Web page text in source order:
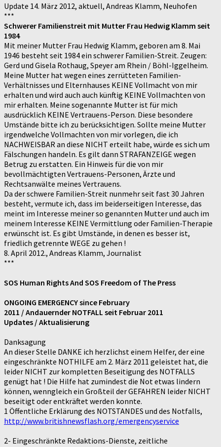
Update 14. März 2012, aktuell, Andreas Klamm, Neuhofen
***
Schwerer Familienstreit mit Mutter Frau Hedwig Klamm seit
1984
Mit meiner Mutter Frau Hedwig Klamm, geboren am 8. Mai
1946 besteht seit 1984 ein schwerer Familien-Streit. Zeugen:
Gerd und Gisela Rothaug, Speyer am Rhein / Böhl-Iggelheim.
Meine Mutter hat wegen eines zerrütteten Familien-
Verhältnisses und Elternhauses KEINE Vollmacht von mir
erhalten und wird auch auch künftig KEINE Vollmachten von
mir erhalten. Meine sogenannte Mutter ist für mich
ausdrücklich KEINE Vertrauens-Person. Diese besondere
Umstände bitte ich zu berücksichtigen. Sollte meine Mutter
irgendwelche Vollmachten von mir vorlegen, die ich
NACHWEISBAR an diese NICHT erteilt habe, würde es sich um
Fälschungen handeln. Es gilt dann STRAFANZEIGE wegen
Betrug zu erstatten. Ein Hinweis für die von mir
bevollmächtigten Vertrauens-Personen, Ärzte und
Rechtsanwälte meines Vertrauens.
Da der schwere Familien-Streit nunmehr seit fast 30 Jahren
besteht, vermute ich, dass im beiderseitigen Interesse, das
meint im Interesse meiner so genannten Mutter und auch im
meinem Interesse KEINE Vermittlung oder Familien-Therapie
erwünscht ist. Es gibt Umstände, in denen es besser ist,
friedlich getrennte WEGE zu gehen !
8. April 2012., Andreas Klamm, Journalist
***
SOS Human Rights And SOS Freedom of The Press
ONGOING EMERGENCY since February
2011 / Andauernder NOTFALL seit Februar 2011
Updates / Aktualisierung
Danksagung
An dieser Stelle DANKE ich herzlichst einem Helfer, der eine
eingeschränkte NOTHILFE am 2. März 2011 geleistet hat, die
leider NICHT zur kompletten Beseitigung des NOTFALLS
genügt hat ! Die Hilfe hat zumindest die Not etwas lindern
können, wenngleich ein Großteil der GEFAHREN leider NICHT
beseitigt oder entkräftet werden konnte.
1 Öffentliche Erklärung des NOTSTANDES und des Notfalls,
http://www.britishnewsflash.org/emergencyservice
2- Eingeschränkte Redaktions-Dienste, zeitliche